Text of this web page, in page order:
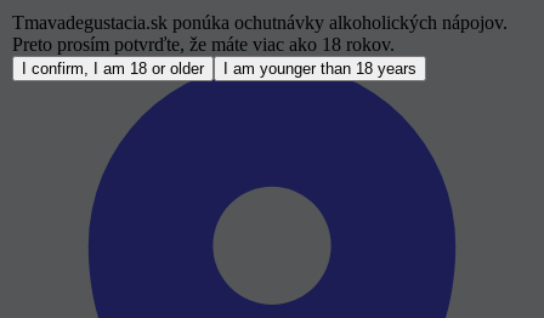
Tmavadegustacia.sk ponúka ochutnávky alkoholických nápojov.
Preto prosím potvrďte, že máte viac ako 18 rokov.
I confirm, I am 18 or older I am younger than 18 years